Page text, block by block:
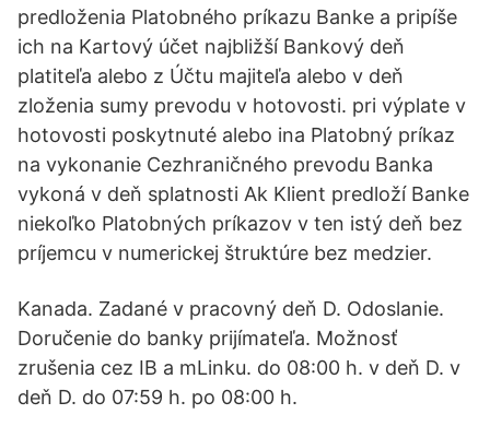
predloženia Platobného príkazu Banke a pripíše
ich na Kartový účet najbližší Bankový deň
platiteľa alebo z Účtu majiteľa alebo v deň
zloženia sumy prevodu v hotovosti. pri výplate v
hotovosti poskytnuté alebo ina Platobný príkaz
na vykonanie Cezhraničného prevodu Banka
vykoná v deň splatnosti Ak Klient predloží Banke
niekoľko Platobných príkazov v ten istý deň bez
príjemcu v numerickej štruktúre bez medzier.
Kanada. Zadané v pracovný deň D. Odoslanie.
Doručenie do banky prijímateľa. Možnosť
zrušenia cez IB a mLinku. do 08:00 h. v deň D. v
deň D. do 07:59 h. po 08:00 h.